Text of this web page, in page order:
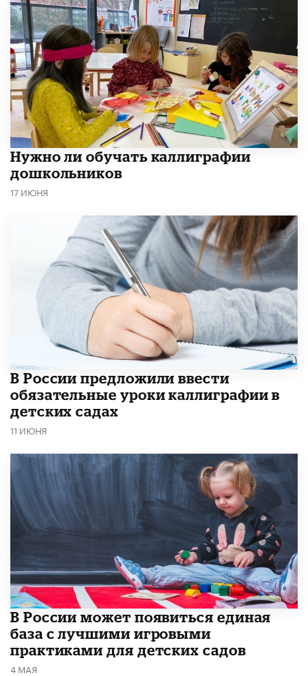
Нужно ли обучать каллиграфии
дошкольников
17 ИЮНЯ
В России предложили ввести
обязательные уроки каллиграфии в
детских садах
11 ИЮНЯ
В России может появиться единая
база с лучшими игровыми
практиками для детских садов
4 МАЯ